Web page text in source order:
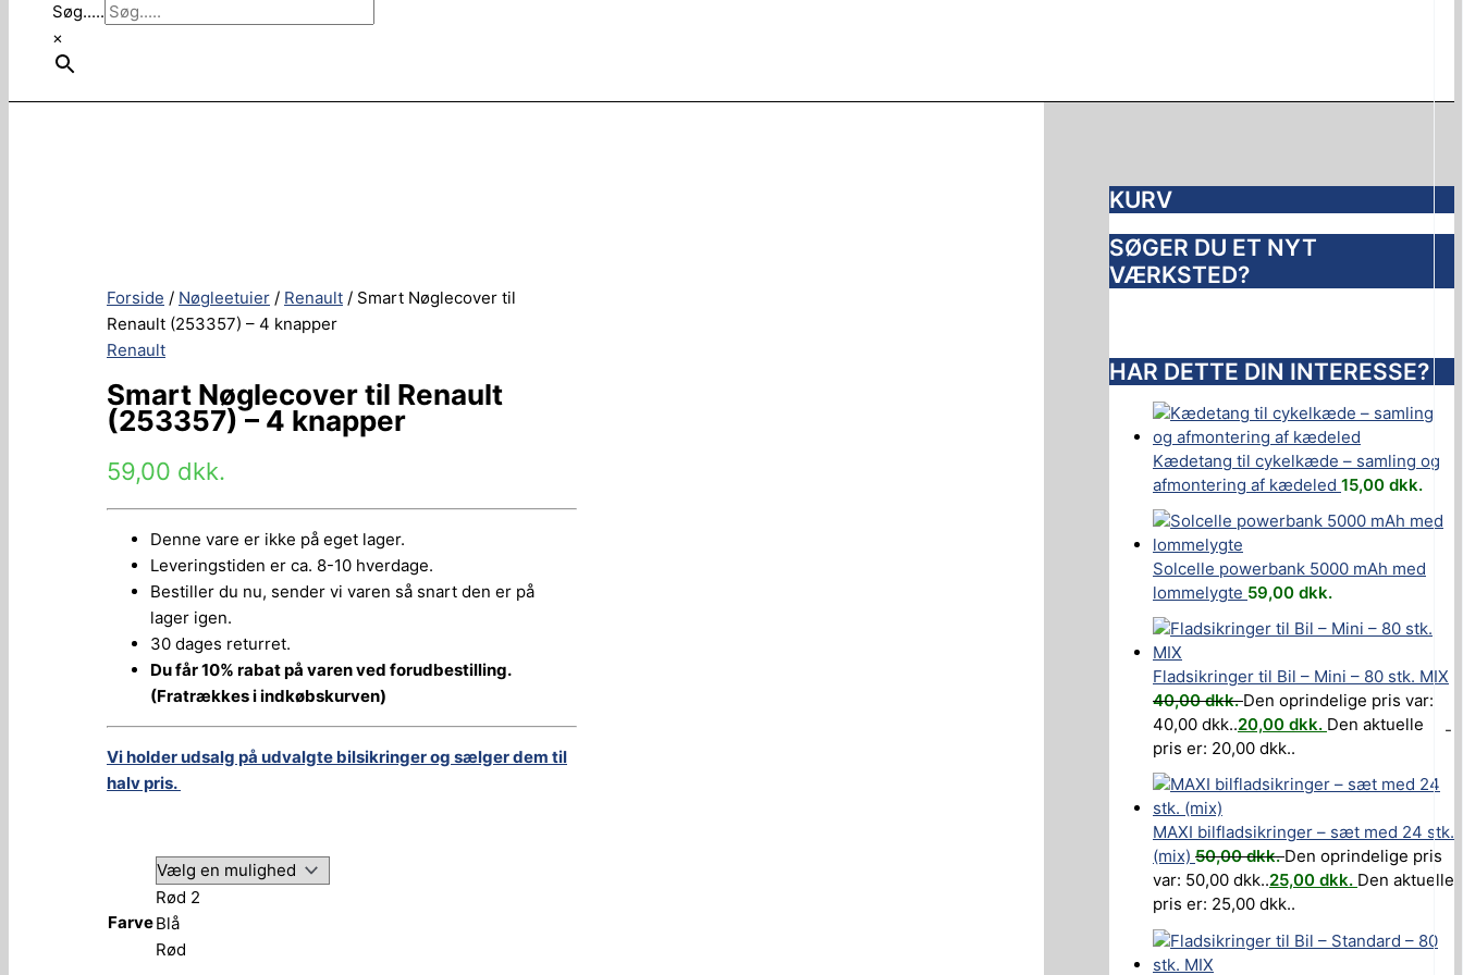
Søg.....
×
Forside / Nøgleetuier / Renault / Smart Nøglecover til
Renault (253357) – 4 knapper
Renault
Smart Nøglecover til Renault
(253357) – 4 knapper
59,00 dkk.
Denne vare er ikke på eget lager.
Leveringstiden er ca. 8-10 hverdage.
Bestiller du nu, sender vi varen så snart den er på
lager igen.
30 dages returret.
Du får 10% rabat på varen ved forudbestilling.
(Fratrækkes i indkøbskurven)
Vi holder udsalg på udvalgte bilsikringer og sælger dem til
halv pris.
Farve
Rød 2
Blå
Rød
-
KURV
SØGER DU ET NYT
VÆRKSTED?
HAR DETTE DIN INTERESSE?
Kædetang til cykelkæde – samling og
afmontering af kædeled 15,00 dkk.
Solcelle powerbank 5000 mAh med
lommelygte 59,00 dkk.
Fladsikringer til Bil – Mini – 80 stk. MIX
40,00dkk.Den oprindelige pris var:
40,00 dkk..20,00 dkk. Den aktuelle
pris er: 20,00 dkk..
MAXI bilfladsikringer – sæt med 24 stk.
(mix) 50,00dkk.Den oprindelige pris
var: 50,00 dkk..25,00 dkk. Den aktuelle
pris er: 25,00 dkk..